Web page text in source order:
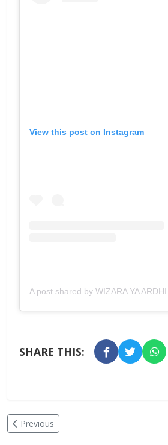
View this post on Instagram
SHARE THIS:
Previous